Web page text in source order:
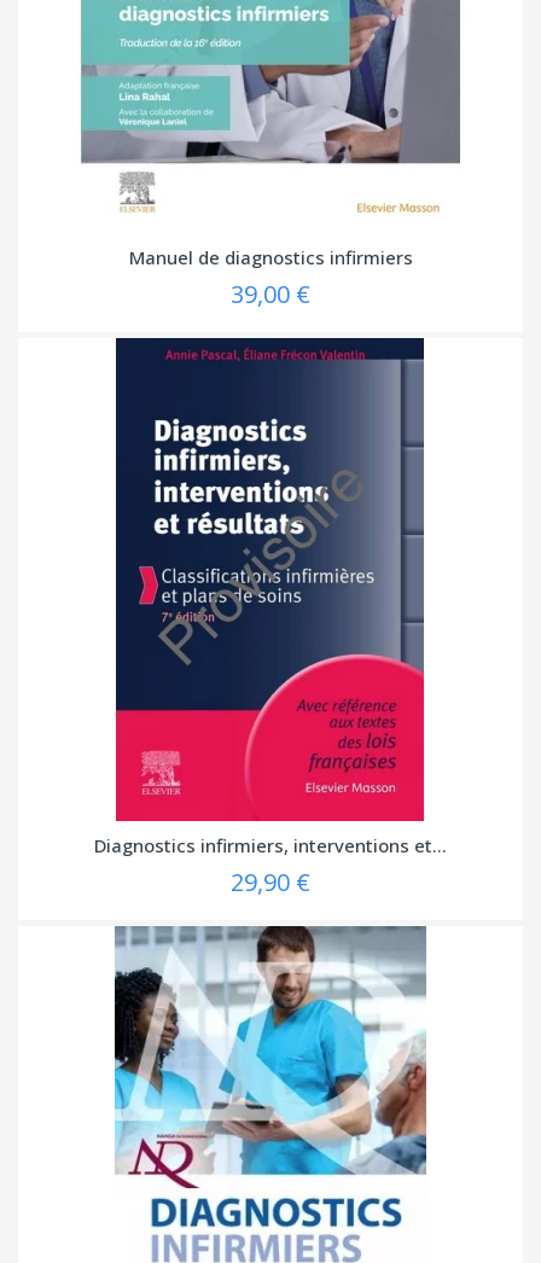
Manuel de diagnostics infirmiers
39,00 €
Diagnostics infirmiers, interventions et...
29,90 €